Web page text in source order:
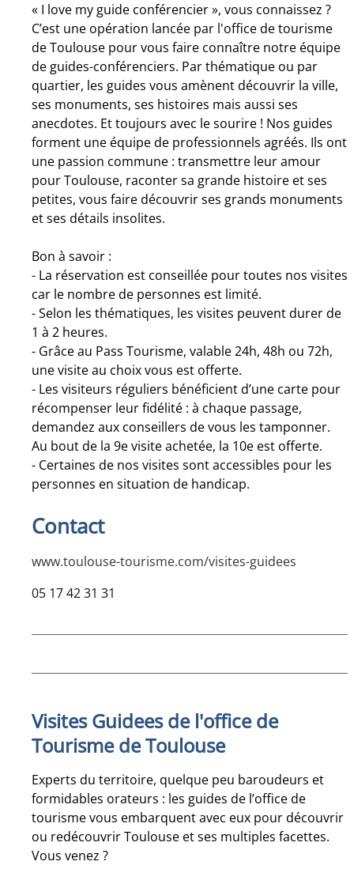
« I love my guide conférencier », vous connaissez ?
C’est une opération lancée par l'office de tourisme
de Toulouse pour vous faire connaître notre équipe
de guides-conférenciers. Par thématique ou par
quartier, les guides vous amènent découvrir la ville,
ses monuments, ses histoires mais aussi ses
anecdotes. Et toujours avec le sourire ! Nos guides
forment une équipe de professionnels agréés. Ils ont
une passion commune : transmettre leur amour
pour Toulouse, raconter sa grande histoire et ses
petites, vous faire découvrir ses grands monuments
et ses détails insolites.
Bon à savoir :
- La réservation est conseillée pour toutes nos visites
car le nombre de personnes est limité.
- Selon les thématiques, les visites peuvent durer de
1 à 2 heures.
- Grâce au Pass Tourisme, valable 24h, 48h ou 72h,
une visite au choix vous est offerte.
- Les visiteurs réguliers bénéficient d’une carte pour
récompenser leur fidélité : à chaque passage,
demandez aux conseillers de vous les tamponner.
Au bout de la 9e visite achetée, la 10e est offerte.
- Certaines de nos visites sont accessibles pour les
personnes en situation de handicap.
Contact
www.toulouse-tourisme.com/visites-guidees
05 17 42 31 31
Visites Guidees de l'office de
Tourisme de Toulouse
Experts du territoire, quelque peu baroudeurs et
formidables orateurs : les guides de l’office de
tourisme vous embarquent avec eux pour découvrir
ou redécouvrir Toulouse et ses multiples facettes.
Vous venez ?